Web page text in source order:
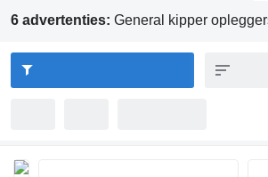
6 advertenties: General kipper